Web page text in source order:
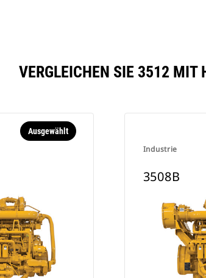
VERGLEICHEN SIE 3512 MIT
Ausgewählt
Industrie
3508B